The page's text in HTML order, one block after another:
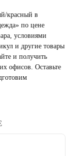
красный в
по цене
условиями
и другие товары
и получить
офисов. Оставьте